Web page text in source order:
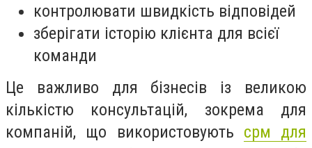
контролювати швидкість відповідей
зберігати історію клієнта для всієї
команди
Це важливо для бізнесів із великою
кількістю консультацій, зокрема для
компаній, що використовують срм для